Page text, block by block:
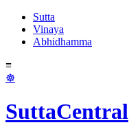
Sutta
Vinaya
Abhidhamma
≡
☸
SuttaCentral